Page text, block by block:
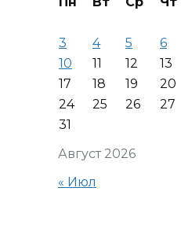
Август 2026
3
4 5 6
10
11 12 13
17
18 19 20
24
25 26 27
31
« Июл